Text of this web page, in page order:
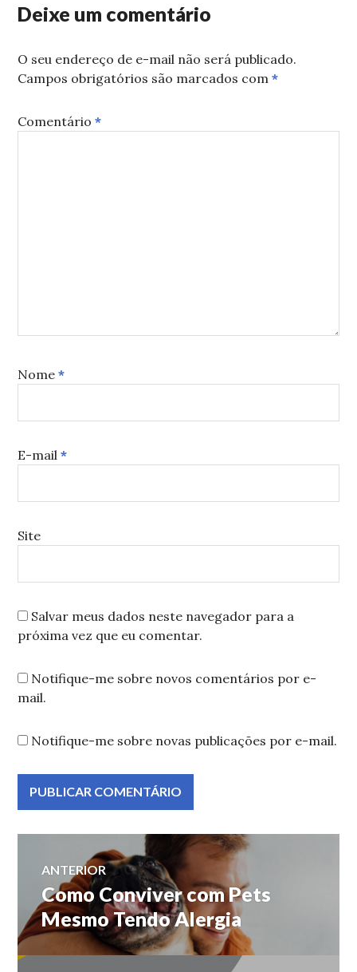
Deixe um comentário
O seu endereço de e-mail não será publicado.
Campos obrigatórios são marcados com*
Comentário*
Nome*
E-mail*
Site
Salvar meus dados neste navegador para a
próxima vez que eu comentar.
Notifique-me sobre novos comentários por e-
mail.
Notifique-me sobre novas publicações por e-mail.
Navegação
de
Post
ANTERIOR
Post
anterior:
Como Conviver com Pets
Mesmo Tendo Alergia